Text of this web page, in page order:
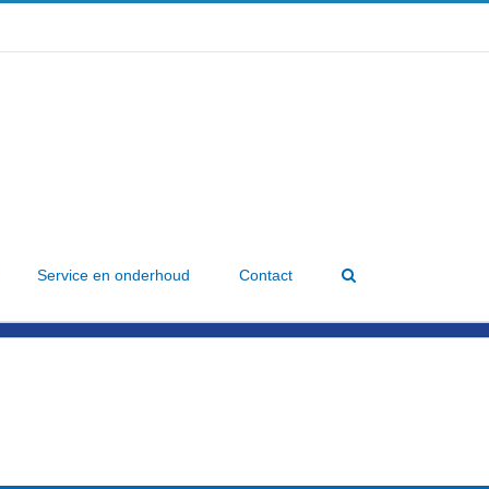
Service en onderhoud Contact